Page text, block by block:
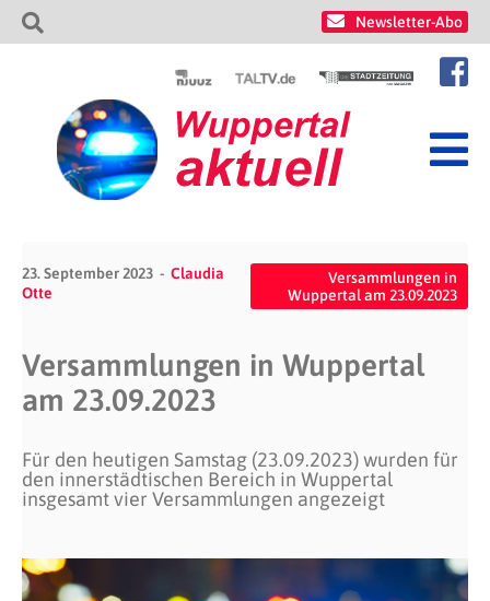
Newsletter-Abo
23. September 2023
Claudia
Otte
Versammlungen in
Wuppertal am 23.09.2023
Versammlungen in Wuppertal
am 23.09.2023
Für den heutigen Samstag (23.09.2023) wurden für
den innerstädtischen Bereich in Wuppertal
insgesamt vier Versammlungen angezeigt